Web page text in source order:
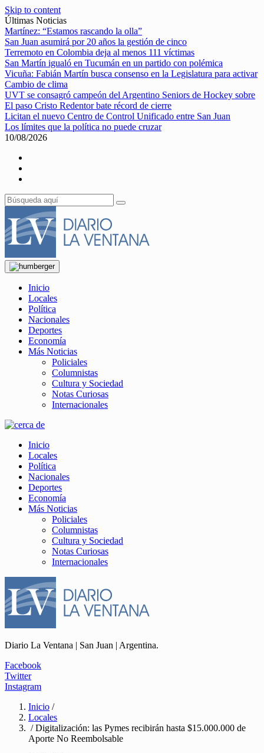
Skip to content
Últimas Noticias
Martínez: “Estamos rascando la olla”
San Juan asumirá por 20 años la gestión de cinco
Terremoto en Colombia deja al menos 111 víctimas
San Martín igualó en Tucumán en un partido con polémica
Vicuña: Fabián Martín busca consenso en la Legislatura para activar
Cambio de clima
UVT se consagró campeón del Argentino Seniors de Hockey sobre
El paso Cristo Redentor bate récord de cierre
Licitan el nuevo Centro de Control Unificado entre San Juan
Los límites que la política no puede cruzar
10/08/2026
Inicio
Locales
Política
Nacionales
Deportes
Economía
Más Noticias
Policiales
Columnistas
Cultura y Sociedad
Notas Curiosas
Internacionales
Inicio
Locales
Política
Nacionales
Deportes
Economía
Más Noticias
Policiales
Columnistas
Cultura y Sociedad
Notas Curiosas
Internacionales
Diario La Ventana | San Juan | Argentina.
Facebook
Twitter
Instagram
Inicio /
Locales
/ Digitalización: las Pymes recibirán hasta $15.000.000 de
Aporte No Reembolsable